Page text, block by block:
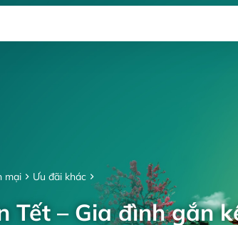
mại Ưu đãi khác
Tết – Gia đình gắn